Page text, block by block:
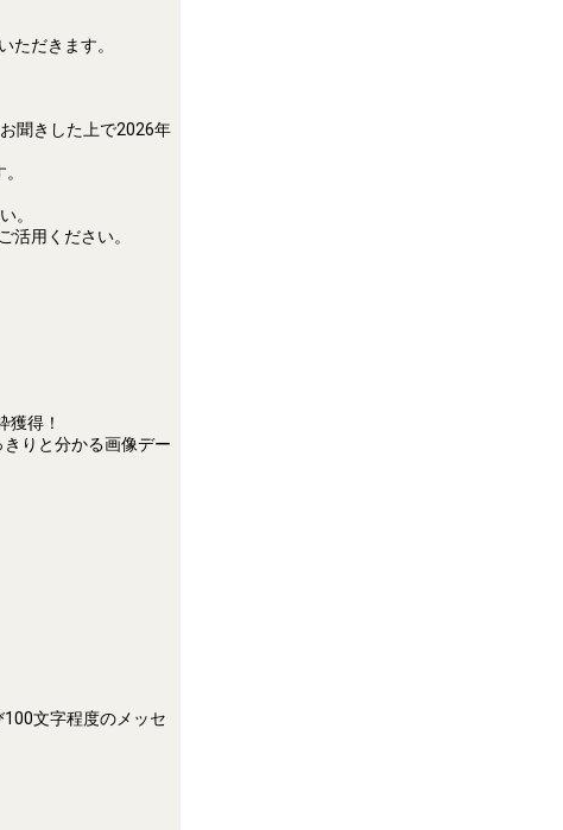
ただきます。
聞きした上で2026年
。
活用ください。
得！
りと分かる画像デー
文字程度のメッセ